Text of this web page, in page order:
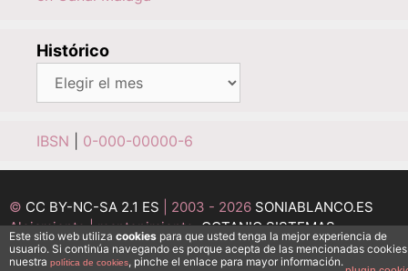
Histórico
IBSN 0-000-00000-6
© CC BY-NC-SA 2.1 ES | 2003 - 2026 SONIABLANCO.ES
Alojamiento | mantenimiento:OCTANIO SISTEMAS
INFORMÁTICOS
Desarrollo:MEDI@ESFERA
Este sitio web utiliza cookies para que usted tenga la mejor experiencia de
usuario. Si continúa navegando es porque acepta de las mencionadas
nuestra política de cookies, pinche el enlace para mayor información.